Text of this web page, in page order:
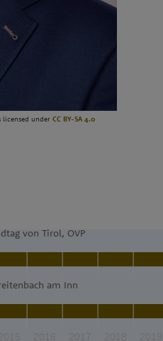
licensed under CC BY-SA 4.0
von Tirol, ÖVP
am Inn